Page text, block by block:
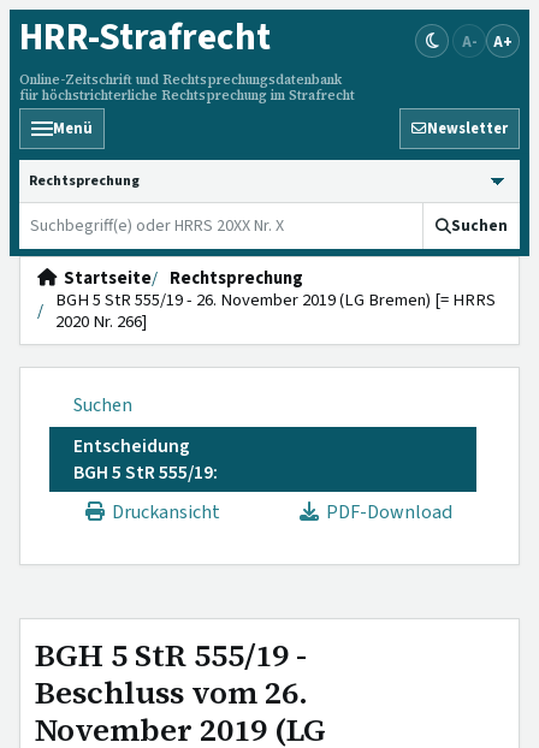
HRR-Strafrecht
Online-Zeitschrift und Rechtsprechungsdatenbank
für höchstrichterliche Rechtsprechung im Strafrecht
A- A+
Menü Newsletter
HRRS durchsuchen
Suchen
Startseite
Rechtsprechung
BGH 5 StR 555/19 - 26. November 2019 (LG Bremen) [= HRRS
2020 Nr. 266]
Suchen
Entscheidung
BGH 5 StR 555/19:
Druckansicht
PDF-Download
BGH 5 StR 555/19 -
Beschluss vom 26.
November 2019 (LG